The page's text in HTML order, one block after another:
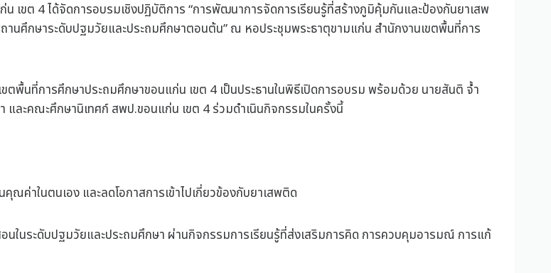
ขต 4 ได้จัดการอบรมเชิงปฏิบัติการ “การพัฒนาการจัดการเรียนรู้ที่สร้างภูมิคุ้มกันและป้องกันยาเสพ
นศึกษาระดับปฐมวัยและประถมศึกษาตอนต้น” ณ หอประชุมพระธาตุขามแก่น สำนักงานเขตพื้นที่การ
ตพื้นที่การศึกษาประถมศึกษาขอนแก่น เขต 4 เป็นประธานในพิธีเปิดการอบรม พร้อมด้วย นายสันติ จ้ำ
ละคณะศึกษานิเทศก์ สพป.ขอนแก่น เขต 4 ร่วมดำเนินกิจกรรมในครั้งนี้
ค่าในตนเอง และลดโอกาสการเข้าไปเกี่ยวข้องกับยาเสพติด
ในระดับปฐมวัยและประถมศึกษา ผ่านกิจกรรมการเรียนรู้ที่ส่งเสริมการคิด การควบคุมอารมณ์ การแก้